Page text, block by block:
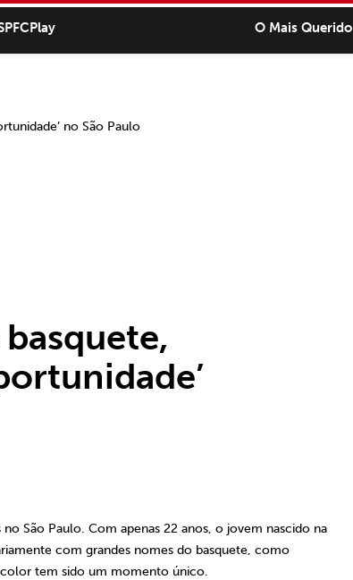
O Mais Querido
São Paulo. Com apenas 22 anos, o jovem nascido na
com grandes nomes do basquete, como
tem sido um momento único.